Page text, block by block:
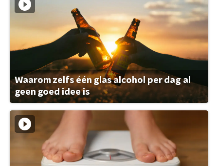
Waarom zelfs één glas alcohol per dag al
geen goed idee is